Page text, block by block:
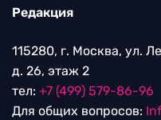
Редакция
115280, г. Москва, ул.
д. 26, этаж 2
тел: +7 (499) 579-86-96
Для общих вопросов: